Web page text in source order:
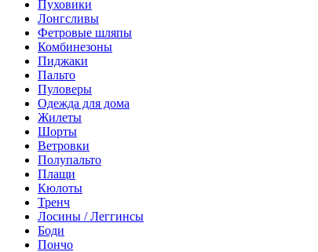
Пуховики
Лонгсливы
Фетровые шляпы
Комбинезоны
Пиджаки
Пальто
Пуловеры
Одежда для дома
Жилеты
Шорты
Ветровки
Полупальто
Плащи
Кюлоты
Тренч
Лосины / Леггинсы
Боди
Пончо